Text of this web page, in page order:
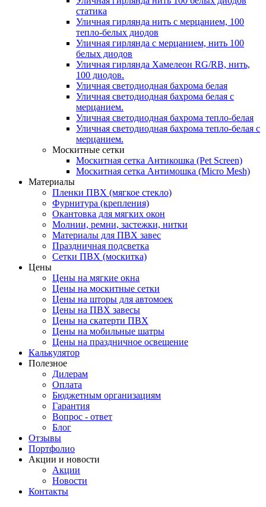
статика
Уличная гирлянда нить с мерцанием, 100
тепло-белых диодов
Уличная гирлянда с мерцанием, нить 100
белых диодов
Уличная гирлянда Хамелеон RG/RB, нить,
100 диодов.
Уличная светодиодная бахрома белая
Уличная светодиодная бахрома белая с
мерцанием.
Уличная светодиодная бахрома тепло-белая
Уличная светодиодная бахрома тепло-белая с
мерцанием.
Москитные сетки
Москитная сетка Антикошка (Pet Screen)
Москитная сетка Антимошка (Micro Mesh)
Материалы
Пленки ПВХ (мягкое стекло)
Фурнитура (крепления)
Окантовка для мягких окон
Молнии, ремни, застежки, нитки
Материалы для ПВХ завес
Праздничная подсветка
Сетки ПВХ (москитка)
Цены
Цены на мягкие окна
Цены на москитные сетки
Цены на шторы для автомоек
Цены на ПВХ завесы
Цены на скатерти ПВХ
Цены на мобильные шатры
Цены на праздничное освещение
Калькулятор
Полезное
Дилерам
Оплата
Бюджетным организациям
Гарантия
Вопрос - ответ
Блог
Отзывы
Портфолио
Акции и новости
Акции
Новости
Контакты